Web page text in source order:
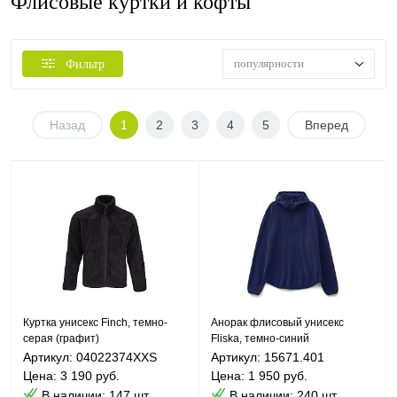
Фильтр популярности
Назад 1 2 3 4 5 Вперед
Куртка унисекс Finch, темно-
серая (графит)
Артикул: 04022374XXS
Цена: 3 190 руб.
Анорак флисовый унисекс
Fliska, темно-синий
Артикул: 15671.401
Цена: 1 950 руб.